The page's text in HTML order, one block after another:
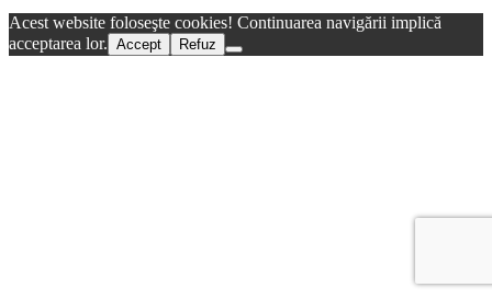
Acest website foloseşte cookies! Continuarea navigării implică
acceptarea lor. Accept Refuz